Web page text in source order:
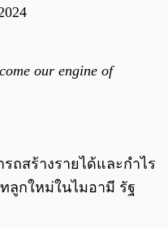
our engine of
ถสร้างรายได้และกำไร
ลูกใหม่ในไมอามี รัฐ